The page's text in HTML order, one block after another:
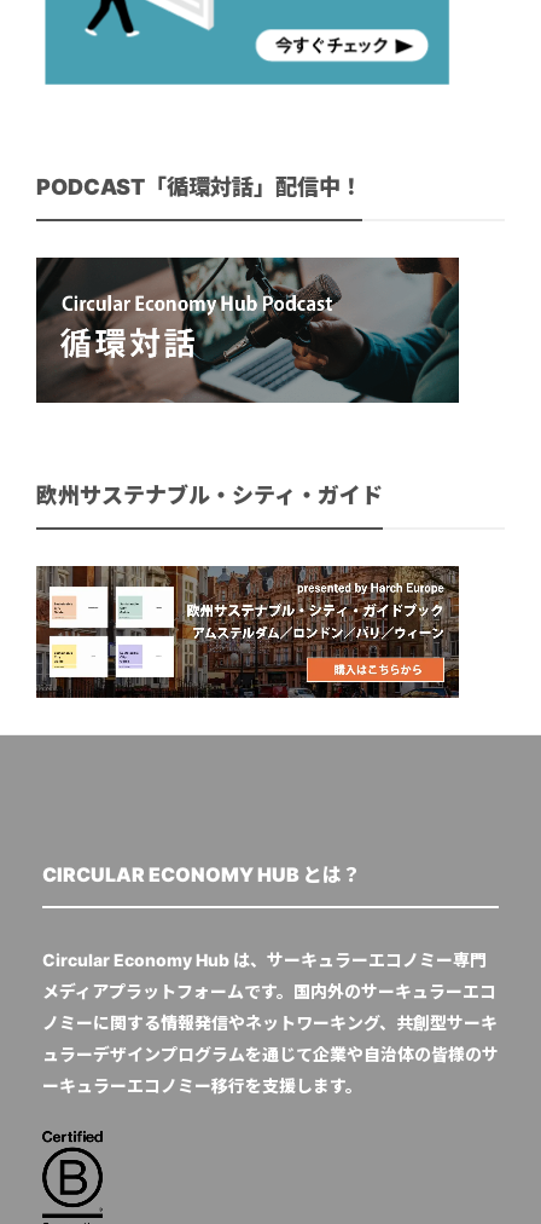
PODCAST「循環対話」配信中！
欧州サステナブル・シティ・ガイド
CIRCULAR ECONOMY HUB とは？
Circular Economy Hub は、サーキュラーエコノミー専門
メディアプラットフォームです。国内外のサーキュラーエコ
ノミーに関する情報発信やネットワーキング、共創型サーキ
ュラーデザインプログラムを通じて企業や自治体の皆様のサ
ーキュラーエコノミー移行を支援します。